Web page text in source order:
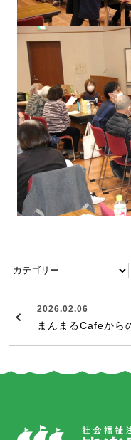
2026.02.06
まんまるCafeから